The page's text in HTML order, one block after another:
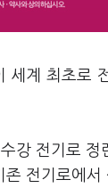
세계 최초로
강 전기로
전기로에